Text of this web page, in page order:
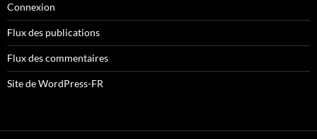
Connexion
Flux des publications
Flux des commentaires
Site de WordPress-FR